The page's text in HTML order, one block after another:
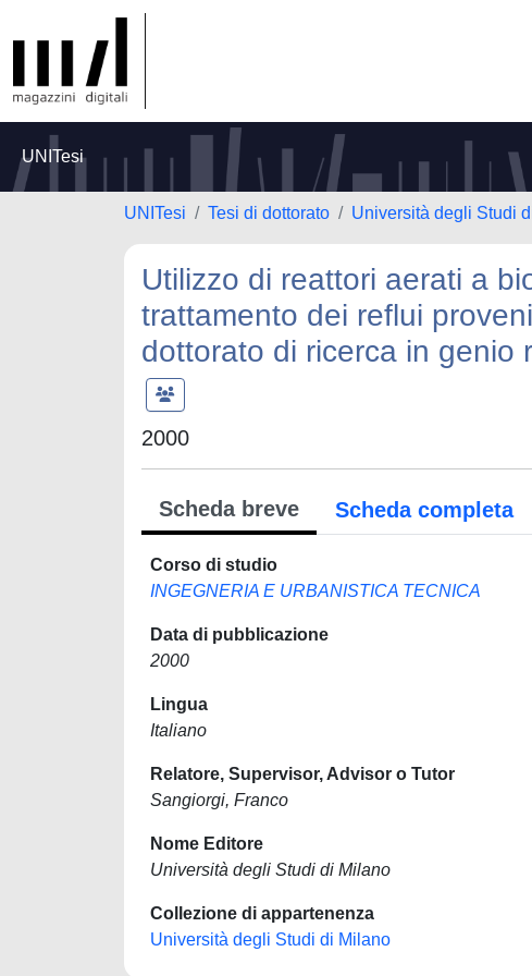
UNITesi
UNITesi Tesi di dottorato Università degli Studi
Utilizzo di reattori aerati a
trattamento dei reflui
dottorato di ricerca in genio
2000
Scheda breve Scheda completa
Corso di studio
INGEGNERIA E URBANISTICA TECNICA
Data di pubblicazione
2000
Lingua
Italiano
Relatore, Supervisor, Advisor o Tutor
Sangiorgi, Franco
Nome Editore
Università degli Studi di Milano
Collezione di appartenenza
Università degli Studi di Milano